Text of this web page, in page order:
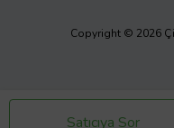
Satıcıya Sor
Copyright © 2026